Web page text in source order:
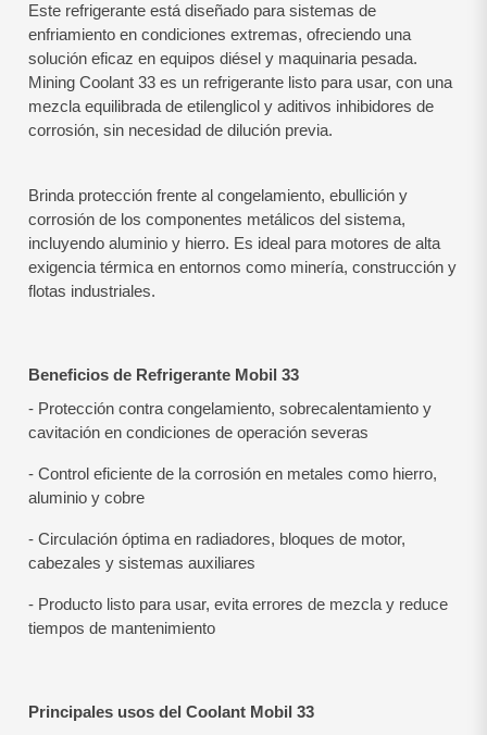
Este refrigerante está diseñado para sistemas de
enfriamiento en condiciones extremas, ofreciendo una
solución eficaz en equipos diésel y maquinaria pesada.
Mining Coolant 33 es un refrigerante listo para usar, con una
mezcla equilibrada de etilenglicol y aditivos inhibidores de
corrosión, sin necesidad de dilución previa.
Brinda protección frente al congelamiento, ebullición y
corrosión de los componentes metálicos del sistema,
incluyendo aluminio y hierro. Es ideal para motores de alta
exigencia térmica en entornos como minería, construcción y
flotas industriales.
Beneficios de Refrigerante Mobil 33
- Protección contra congelamiento, sobrecalentamiento y
cavitación en condiciones de operación severas
- Control eficiente de la corrosión en metales como hierro,
aluminio y cobre
- Circulación óptima en radiadores, bloques de motor,
cabezales y sistemas auxiliares
- Producto listo para usar, evita errores de mezcla y reduce
tiempos de mantenimiento
Principales usos del Coolant Mobil 33